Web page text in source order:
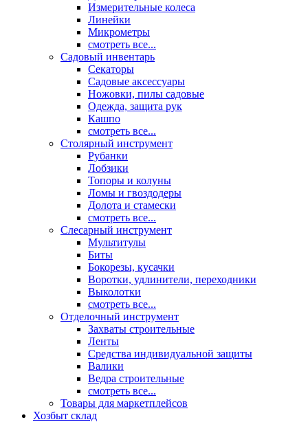
Измерительные колеса
Линейки
Микрометры
смотреть все...
Садовый инвентарь
Секаторы
Садовые аксессуары
Ножовки, пилы садовые
Одежда, защита рук
Кашпо
смотреть все...
Столярный инструмент
Рубанки
Лобзики
Топоры и колуны
Ломы и гвоздодеры
Долота и стамески
смотреть все...
Слесарный инструмент
Мультитулы
Биты
Бокорезы, кусачки
Воротки, удлинители, переходники
Выколотки
смотреть все...
Отделочный инструмент
Захваты строительные
Ленты
Средства индивидуальной защиты
Валики
Ведра строительные
смотреть все...
Товары для маркетплейсов
Хозбыт склад